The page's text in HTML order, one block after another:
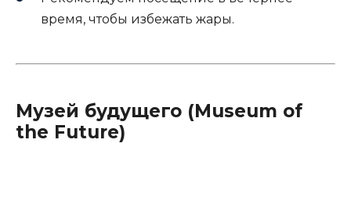
время, чтобы избежать жары.
Музей будущего (Museum of
the Future)